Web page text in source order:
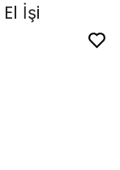
İşi